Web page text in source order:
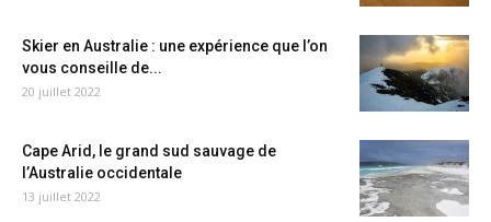
Skier en Australie : une expérience que l’on
vous conseille de...
20 juillet 2022
Cape Arid, le grand sud sauvage de
l’Australie occidentale
13 juillet 2022